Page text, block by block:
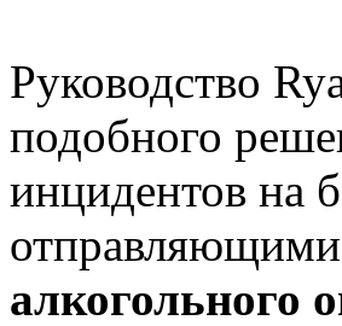
Руководство
подобного
инцидентов на
алкогольного